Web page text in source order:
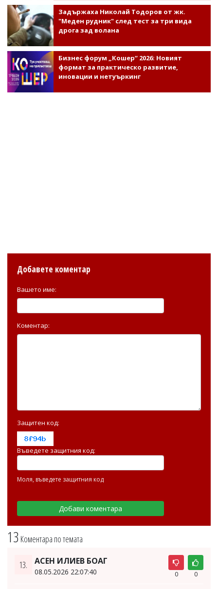
Задържаха Николай Тодоров от жк.
"Меден рудник" след тест за три вида
дрога зад волана
Бизнес форум „Кошер“ 2026: Новият
формат за практическо развитие,
иновации и нетуъркинг
13 Коментара по темата
13. АСЕН ИЛИЕВ БОАГ
08.05.2026 22:07:40 0 0
Добавете коментар
Вашето име:
Коментар:
Защитен код:
Въведете защитния код:
Моля, въведете защитния код